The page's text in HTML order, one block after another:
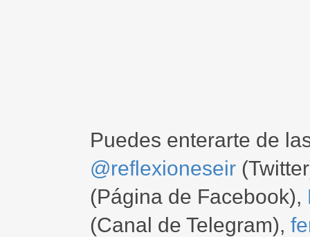
Puedes enterarte de
@reflexioneseir
(Página de Facebook),
(Canal de Telegram),